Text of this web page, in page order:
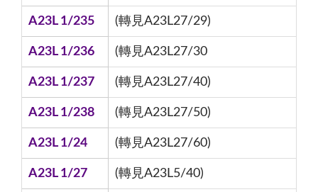
A23L 1/235 (轉見A23L27/29)
A23L 1/236 (轉見A23L27/30
A23L 1/237 (轉見A23L27/40)
A23L 1/238 (轉見A23L27/50)
A23L 1/24 (轉見A23L27/60)
A23L 1/27 (轉見A23L5/40)